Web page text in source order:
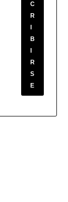
C
R
B
R
S
E